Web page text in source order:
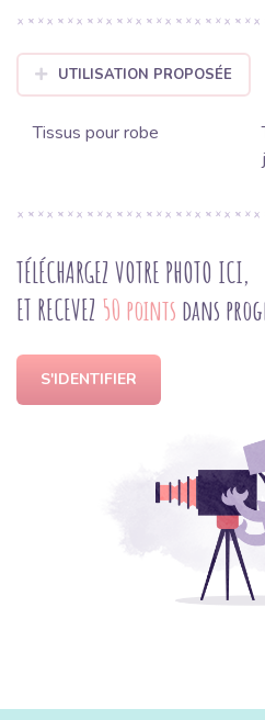
UTILISATION PROPOSÉE
Tissus pour robe
TÉLÉCHARGEZ VOTRE PHOTO ICI,
ET RECEVEZ 50 points dans
S'IDENTIFIER